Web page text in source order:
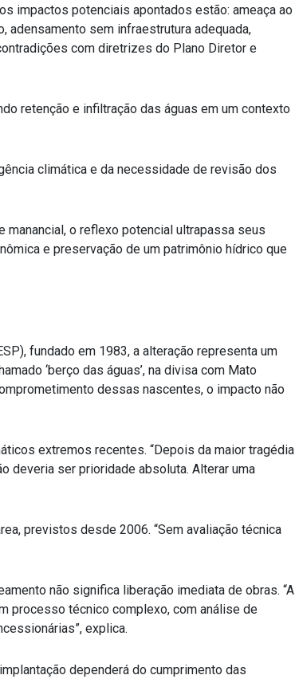
impactos potenciais apontados estão: ameaça ao
adensamento sem infraestrutura adequada,
com diretrizes do Plano Diretor e
retenção e infiltração das águas em um contexto
climática e da necessidade de revisão dos
manancial, o reflexo potencial ultrapassa seus
e preservação de um patrimônio hídrico que
fundado em 1983, a alteração representa um
‘berço das águas’, na divisa com Mato
dessas nascentes, o impacto não
extremos recentes. “Depois da maior tragédia
deveria ser prioridade absoluta. Alterar uma
previstos desde 2006. “Sem avaliação técnica
não significa liberação imediata de obras. “A
processo técnico complexo, com análise de
explica.
dependerá do cumprimento das